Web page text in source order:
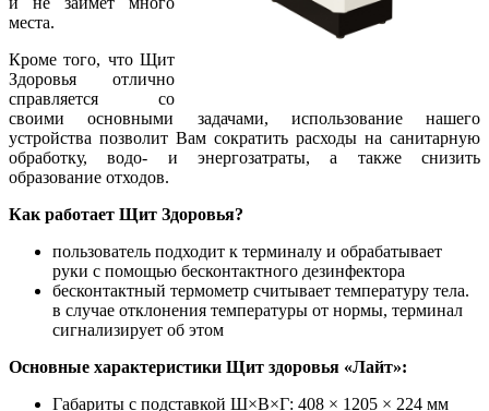
места.
Кроме того, что Щит
Здоровья отлично
справляется со
своими основными задачами, использование нашего
устройства позволит Вам сократить расходы на санитарную
обработку, водо- и энергозатраты, а также снизить
образование отходов.
Как работает Щит Здоровья?
пользователь подходит к терминалу и обрабатывает
руки с помощью бесконтактного дезинфектора
бесконтактный термометр считывает температуру тела.
в случае отклонения температуры от нормы, терминал
сигнализирует об этом
Основные характеристики Щит здоровья «Лайт»:
Габариты с подставкой Ш×В×Г: 408 × 1205 × 224 мм